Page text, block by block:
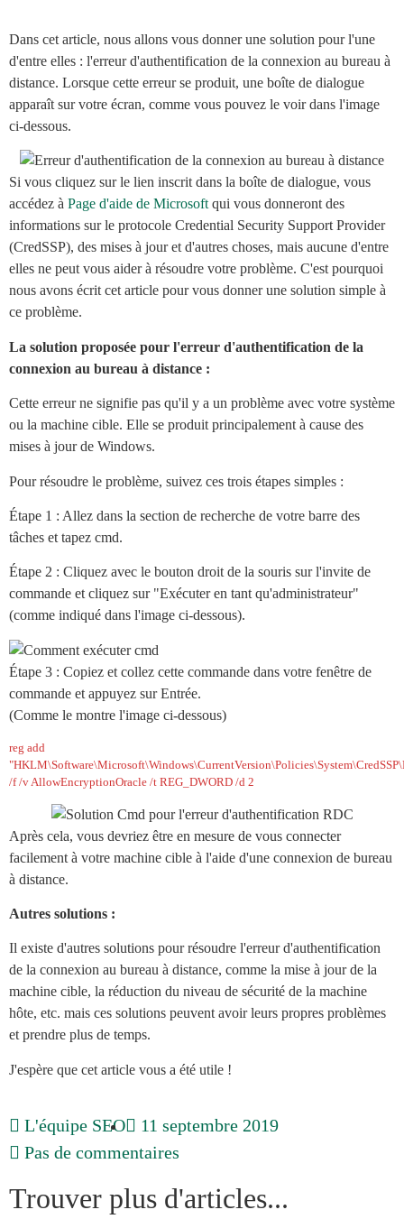
Dans cet article, nous allons vous donner une solution pour l'une
d'entre elles : l'erreur d'authentification de la connexion au bureau à
distance. Lorsque cette erreur se produit, une boîte de dialogue
apparaît sur votre écran, comme vous pouvez le voir dans l'image
ci-dessous.
Si vous cliquez sur le lien inscrit dans la boîte de dialogue, vous
accédez à Page d'aide de Microsoft qui vous donneront des
informations sur le protocole Credential Security Support Provider
(CredSSP), des mises à jour et d'autres choses, mais aucune d'entre
elles ne peut vous aider à résoudre votre problème. C'est pourquoi
nous avons écrit cet article pour vous donner une solution simple à
ce problème.
La solution proposée pour l'erreur d'authentification de la
connexion au bureau à distance :
Cette erreur ne signifie pas qu'il y a un problème avec votre système
ou la machine cible. Elle se produit principalement à cause des
mises à jour de Windows.
Pour résoudre le problème, suivez ces trois étapes simples :
Étape 1 : Allez dans la section de recherche de votre barre des
tâches et tapez cmd.
Étape 2 : Cliquez avec le bouton droit de la souris sur l'invite de
commande et cliquez sur "Exécuter en tant qu'administrateur"
(comme indiqué dans l'image ci-dessous).
Étape 3 : Copiez et collez cette commande dans votre fenêtre de
commande et appuyez sur Entrée.
(Comme le montre l'image ci-dessous)
reg add
/f /v AllowEncryptionOracle /t REG_DWORD /d 2
Après cela, vous devriez être en mesure de vous connecter
facilement à votre machine cible à l'aide d'une connexion de bureau
à distance.
Autres solutions :
Il existe d'autres solutions pour résoudre l'erreur d'authentification
de la connexion au bureau à distance, comme la mise à jour de la
machine cible, la réduction du niveau de sécurité de la machine
hôte, etc. mais ces solutions peuvent avoir leurs propres problèmes
et prendre plus de temps.
J'espère que cet article vous a été utile !
L'équipe SEO
11 septembre 2019
Pas de commentaires
Trouver plus d'articles...